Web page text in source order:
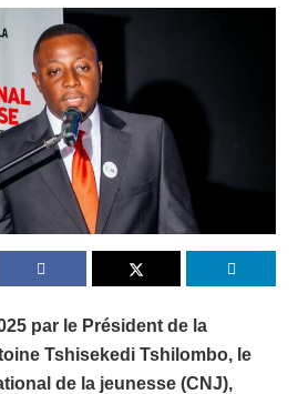
par le Président de la
Tshisekedi Tshilombo, le
de la jeunesse (CNJ),